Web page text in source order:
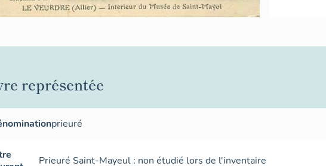
représentée
prieuré
Prieuré Saint-Mayeul : non étudié lors de l'inventaire